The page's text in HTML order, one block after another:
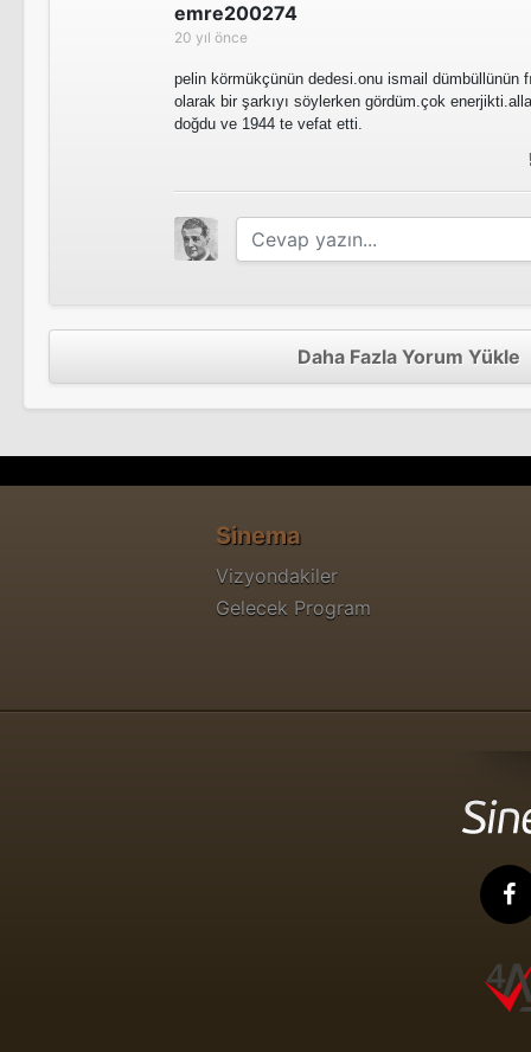
emre200274
20 yıl önce
pelin körmükçünün dedesi.onu ismail dümbüllünün
olarak bir şarkıyı söylerken gördüm.çok
doğdu ve 1944 te vefat etti.
Daha Fazla Yorum Yükle
Sinema
Vizyondakiler
Gelecek Program